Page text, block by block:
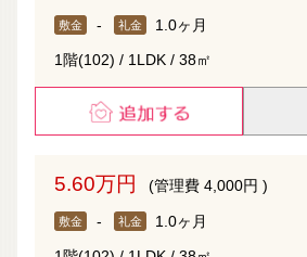
敷金 - 礼金 1.0ヶ月
1階(102) / 1LDK / 38㎡
5.60万円 (管理費 4,000円 )
敷金 - 礼金 1.0ヶ月